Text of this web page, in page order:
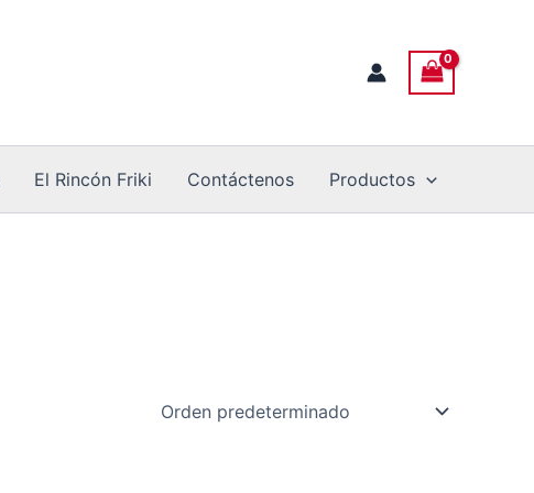
El Rincón Friki Contáctenos Productos